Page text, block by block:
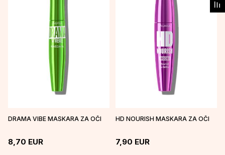
DRAMA VIBE MASKARA ZA OČI
8,70 EUR
HD NOURISH MASKARA ZA OČI
7,90 EUR